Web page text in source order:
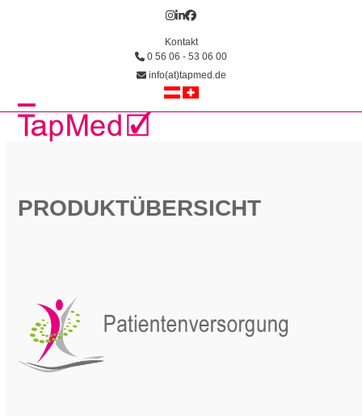
Instagram
LinkedIn
Facebook
Kontakt
0 56 06 - 53 06 00
info(at)tapmed.de
Open
Close
PRODUKTÜBERSICHT